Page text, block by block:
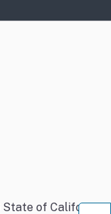
State of California